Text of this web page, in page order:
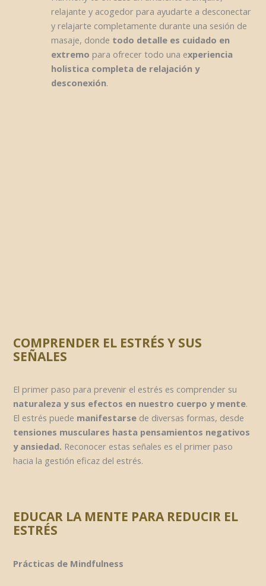
relajante y acogedor para ayudarte a desconectar
y relajarte completamente durante una sesión de
masaje, donde todo detalle es cuidado en
extremo para ofrecer todo una experiencia
holistica completa de relajación y
desconexión.
COMPRENDER EL ESTRÉS Y SUS
SEÑALES
El primer paso para prevenir el estrés es comprender su
naturaleza y sus efectos en nuestro cuerpo y mente.
El estrés puede manifestarse de diversas formas, desde
tensiones musculares hasta pensamientos negativos
y ansiedad. Reconocer estas señales es el primer paso
hacia la gestión eficaz del estrés.
EDUCAR LA MENTE PARA REDUCIR EL
ESTRÉS
Prácticas de Mindfulness